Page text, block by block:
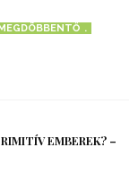
MEGDÖBBENTŐ
EMBEREK? –